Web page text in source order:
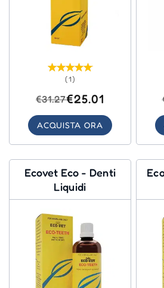
(1)
€31.27€25.01
ACQUISTA ORA
Ecovet Eco - Denti
Liquidi